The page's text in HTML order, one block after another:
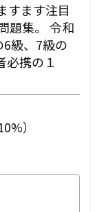
すます注目
題集。 令和
級、7級の
必携の１
）